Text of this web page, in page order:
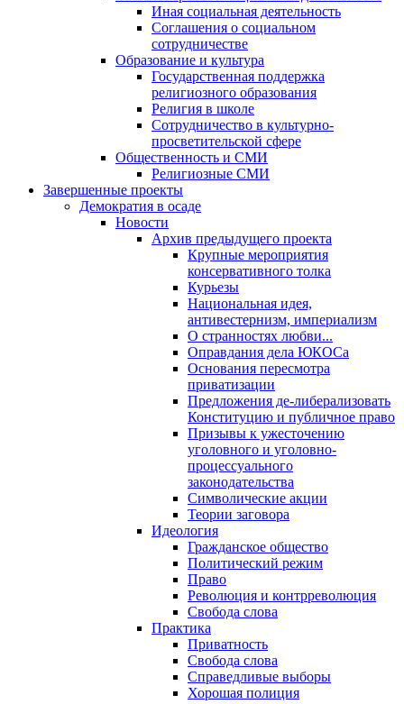
Иная социальная деятельность
Соглашения о социальном
сотрудничестве
Образование и культура
Государственная поддержка
религиозного образования
Религия в школе
Сотрудничество в культурно-
просветительской сфере
Общественность и СМИ
Религиозные СМИ
Завершенные проекты
Демократия в осаде
Новости
Архив предыдущего проекта
Крупные мероприятия
консервативного толка
Курьезы
Национальная идея,
антивестернизм, империализм
О странностях любви...
Оправдания дела ЮКОСа
Основания пересмотра
приватизации
Предложения де-либерализовать
Конституцию и публичное право
Призывы к ужесточению
уголовного и уголовно-
процессуального
законодательства
Символические акции
Теории заговора
Идеология
Гражданское общество
Политический режим
Право
Революция и контрреволюция
Свобода слова
Практика
Приватность
Свобода слова
Справедливые выборы
Хорошая полиция